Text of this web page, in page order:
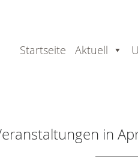
Startseite Aktuell
in